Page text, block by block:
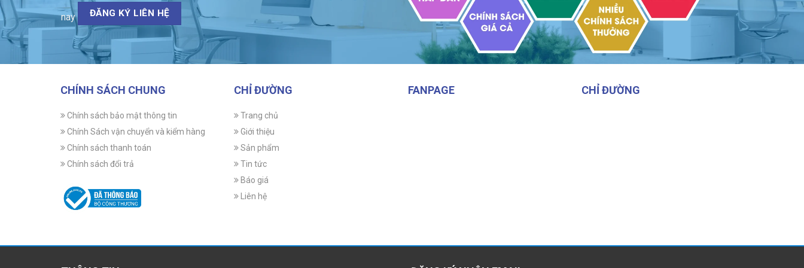
nay ĐĂNG KÝ LIÊN HỆ
CHÍNH SÁCH CHUNG
Chính sách bảo mật thông tin
Chính Sách vận chuyển và kiểm hàng
Chính sách thanh toán
Chính sách đổi trả
CHỈ ĐƯỜNG
Trang chủ
Giới thiệu
Sản phẩm
Tin tức
Báo giá
Liên hệ
FANPAGE CHỈ ĐƯỜNG